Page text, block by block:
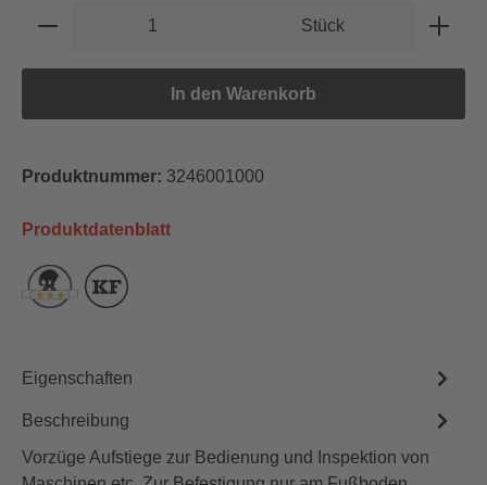
Produkt Anzahl: Gib den gewünschten
Stück
In den Warenkorb
Produktnummer: 3246001000
Produktdatenblatt
Eigenschaften
Beschreibung
Vorzüge Aufstiege zur Bedienung und Inspektion von